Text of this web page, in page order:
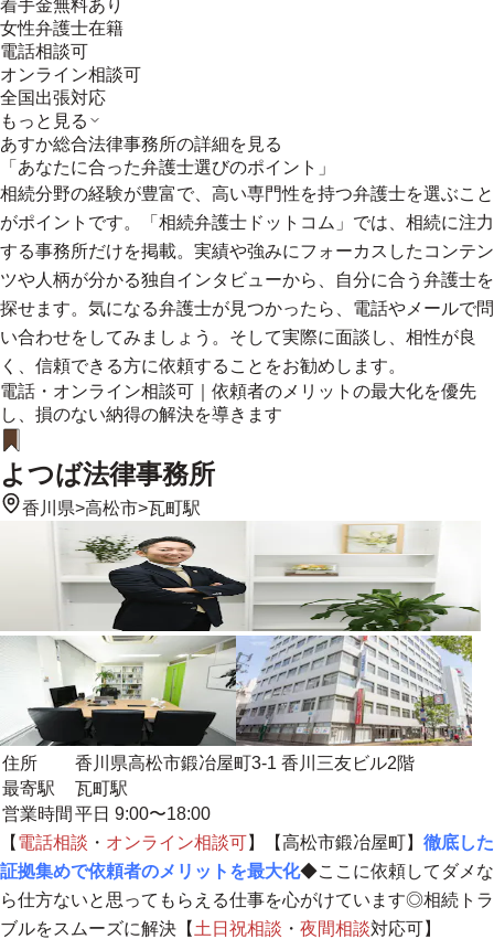
着手金無料あり
女性弁護士在籍
電話相談可
オンライン相談可
全国出張対応
もっと見る
あすか総合法律事務所の詳細を見る
「あなたに合った弁護士選びのポイント」
相続分野の経験が豊富で、高い専門性を持つ弁護士を選ぶこと
がポイントです。「相続弁護士ドットコム」では、相続に注力
する事務所だけを掲載。実績や強みにフォーカスしたコンテン
ツや人柄が分かる独自インタビューから、自分に合う弁護士を
探せます。気になる弁護士が見つかったら、電話やメールで問
い合わせをしてみましょう。そして実際に面談し、相性が良
く、信頼できる方に依頼することをお勧めします。
電話・オンライン相談可｜依頼者のメリットの最大化を優先
し、損のない納得の解決を導きます
よつば法律事務所
香川県>高松市>瓦町駅
住所
香川県高松市鍛冶屋町3-1 香川三友ビル2階
最寄駅
瓦町駅
営業時間 平日 9:00〜18:00
【 電話相談 ・ オンライン相談可】【高松市鍛冶屋町】 徹底した
証拠集めで依頼者のメリットを最大化◆ここに依頼してダメな
ら仕方ないと思ってもらえる仕事を心がけています◎相続トラ
ブルをスムーズに解決【 土日祝相談 ・ 夜間相談対応可】